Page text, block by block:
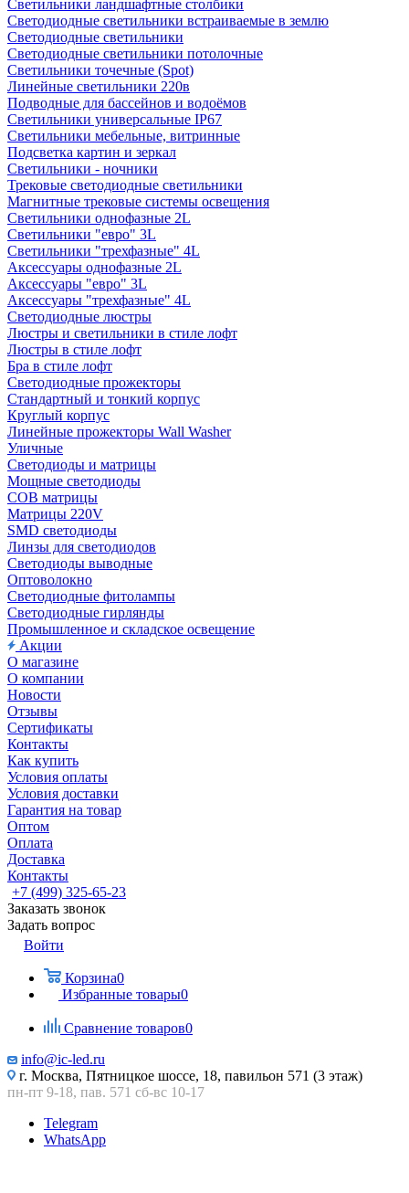
Светильники ландшафтные столбики
Светодиодные светильники встраиваемые в землю
Светодиодные светильники
Светодиодные светильники потолочные
Светильники точечные (Spot)
Линейные светильники 220в
Подводные для бассейнов и водоёмов
Светильники универсальные IP67
Светильники мебельные, витринные
Подсветка картин и зеркал
Светильники - ночники
Трековые светодиодные светильники
Магнитные трековые системы освещения
Светильники однофазные 2L
Светильники "евро" 3L
Светильники "трехфазные" 4L
Аксессуары однофазные 2L
Аксессуары "евро" 3L
Аксессуары "трехфазные" 4L
Светодиодные люстры
Люстры и светильники в стиле лофт
Люстры в стиле лофт
Бра в стиле лофт
Светодиодные прожекторы
Стандартный и тонкий корпус
Круглый корпус
Линейные прожекторы Wall Washer
Уличные
Светодиоды и матрицы
Мощные светодиоды
COB матрицы
Матрицы 220V
SMD светодиоды
Линзы для светодиодов
Светодиоды выводные
Оптоволокно
Светодиодные фитолампы
Светодиодные гирлянды
Промышленное и складское освещение
Акции
О магазине
О компании
Новости
Отзывы
Сертификаты
Контакты
Как купить
Условия оплаты
Условия доставки
Гарантия на товар
Оптом
Оплата
Доставка
Контакты
+7 (499) 325-65-23
Заказать звонок
Задать вопрос
Войти
Корзина0
Избранные товары0
Сравнение товаров0
info@ic-led.ru
г. Москва, Пятницкое шоссе, 18, павильон 571 (3 этаж)
пн-пт 9-18, пав. 571 сб-вс 10-17
Telegram
WhatsApp